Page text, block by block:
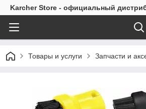
Karcher Store - официальный
Товары и услуги Запчасти и